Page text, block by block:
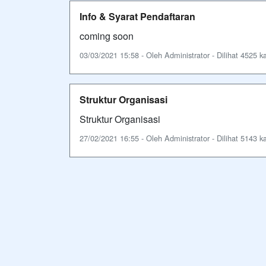
Info & Syarat Pendaftaran
coming soon
03/03/2021 15:58 - Oleh Administrator - Dilihat 4525
Struktur Organisasi
Struktur Organisasi
27/02/2021 16:55 - Oleh Administrator - Dilihat 5143